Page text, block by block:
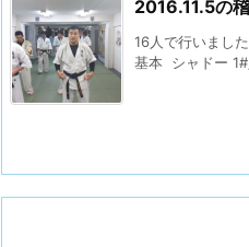
2016.11.5の
16人で行いまし
基本 シャドー